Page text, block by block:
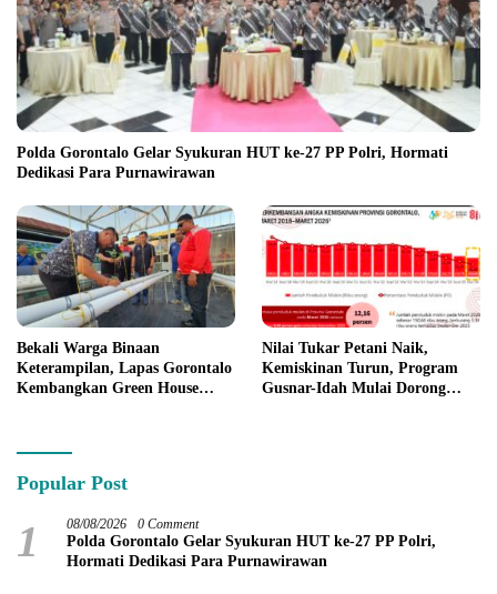
Polda Gorontalo Gelar Syukuran HUT ke-27 PP Polri, Hormati
Dedikasi Para Purnawirawan
Bekali Warga Binaan
Keterampilan, Lapas Gorontalo
Kembangkan Green House
Nilai Tukar Petani Naik,
Kemiskinan Turun, Program
Gusnar-Idah Mulai Dorong
Popular Post
1 08/08/2026 0 Comment
Polda Gorontalo Gelar Syukuran HUT ke-27 PP Polri,
Hormati Dedikasi Para Purnawirawan